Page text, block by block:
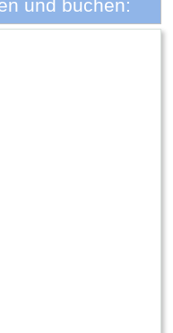
und buchen: